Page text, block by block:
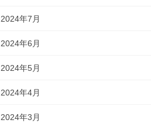
2024年7月
2024年6月
2024年5月
2024年4月
2024年3月